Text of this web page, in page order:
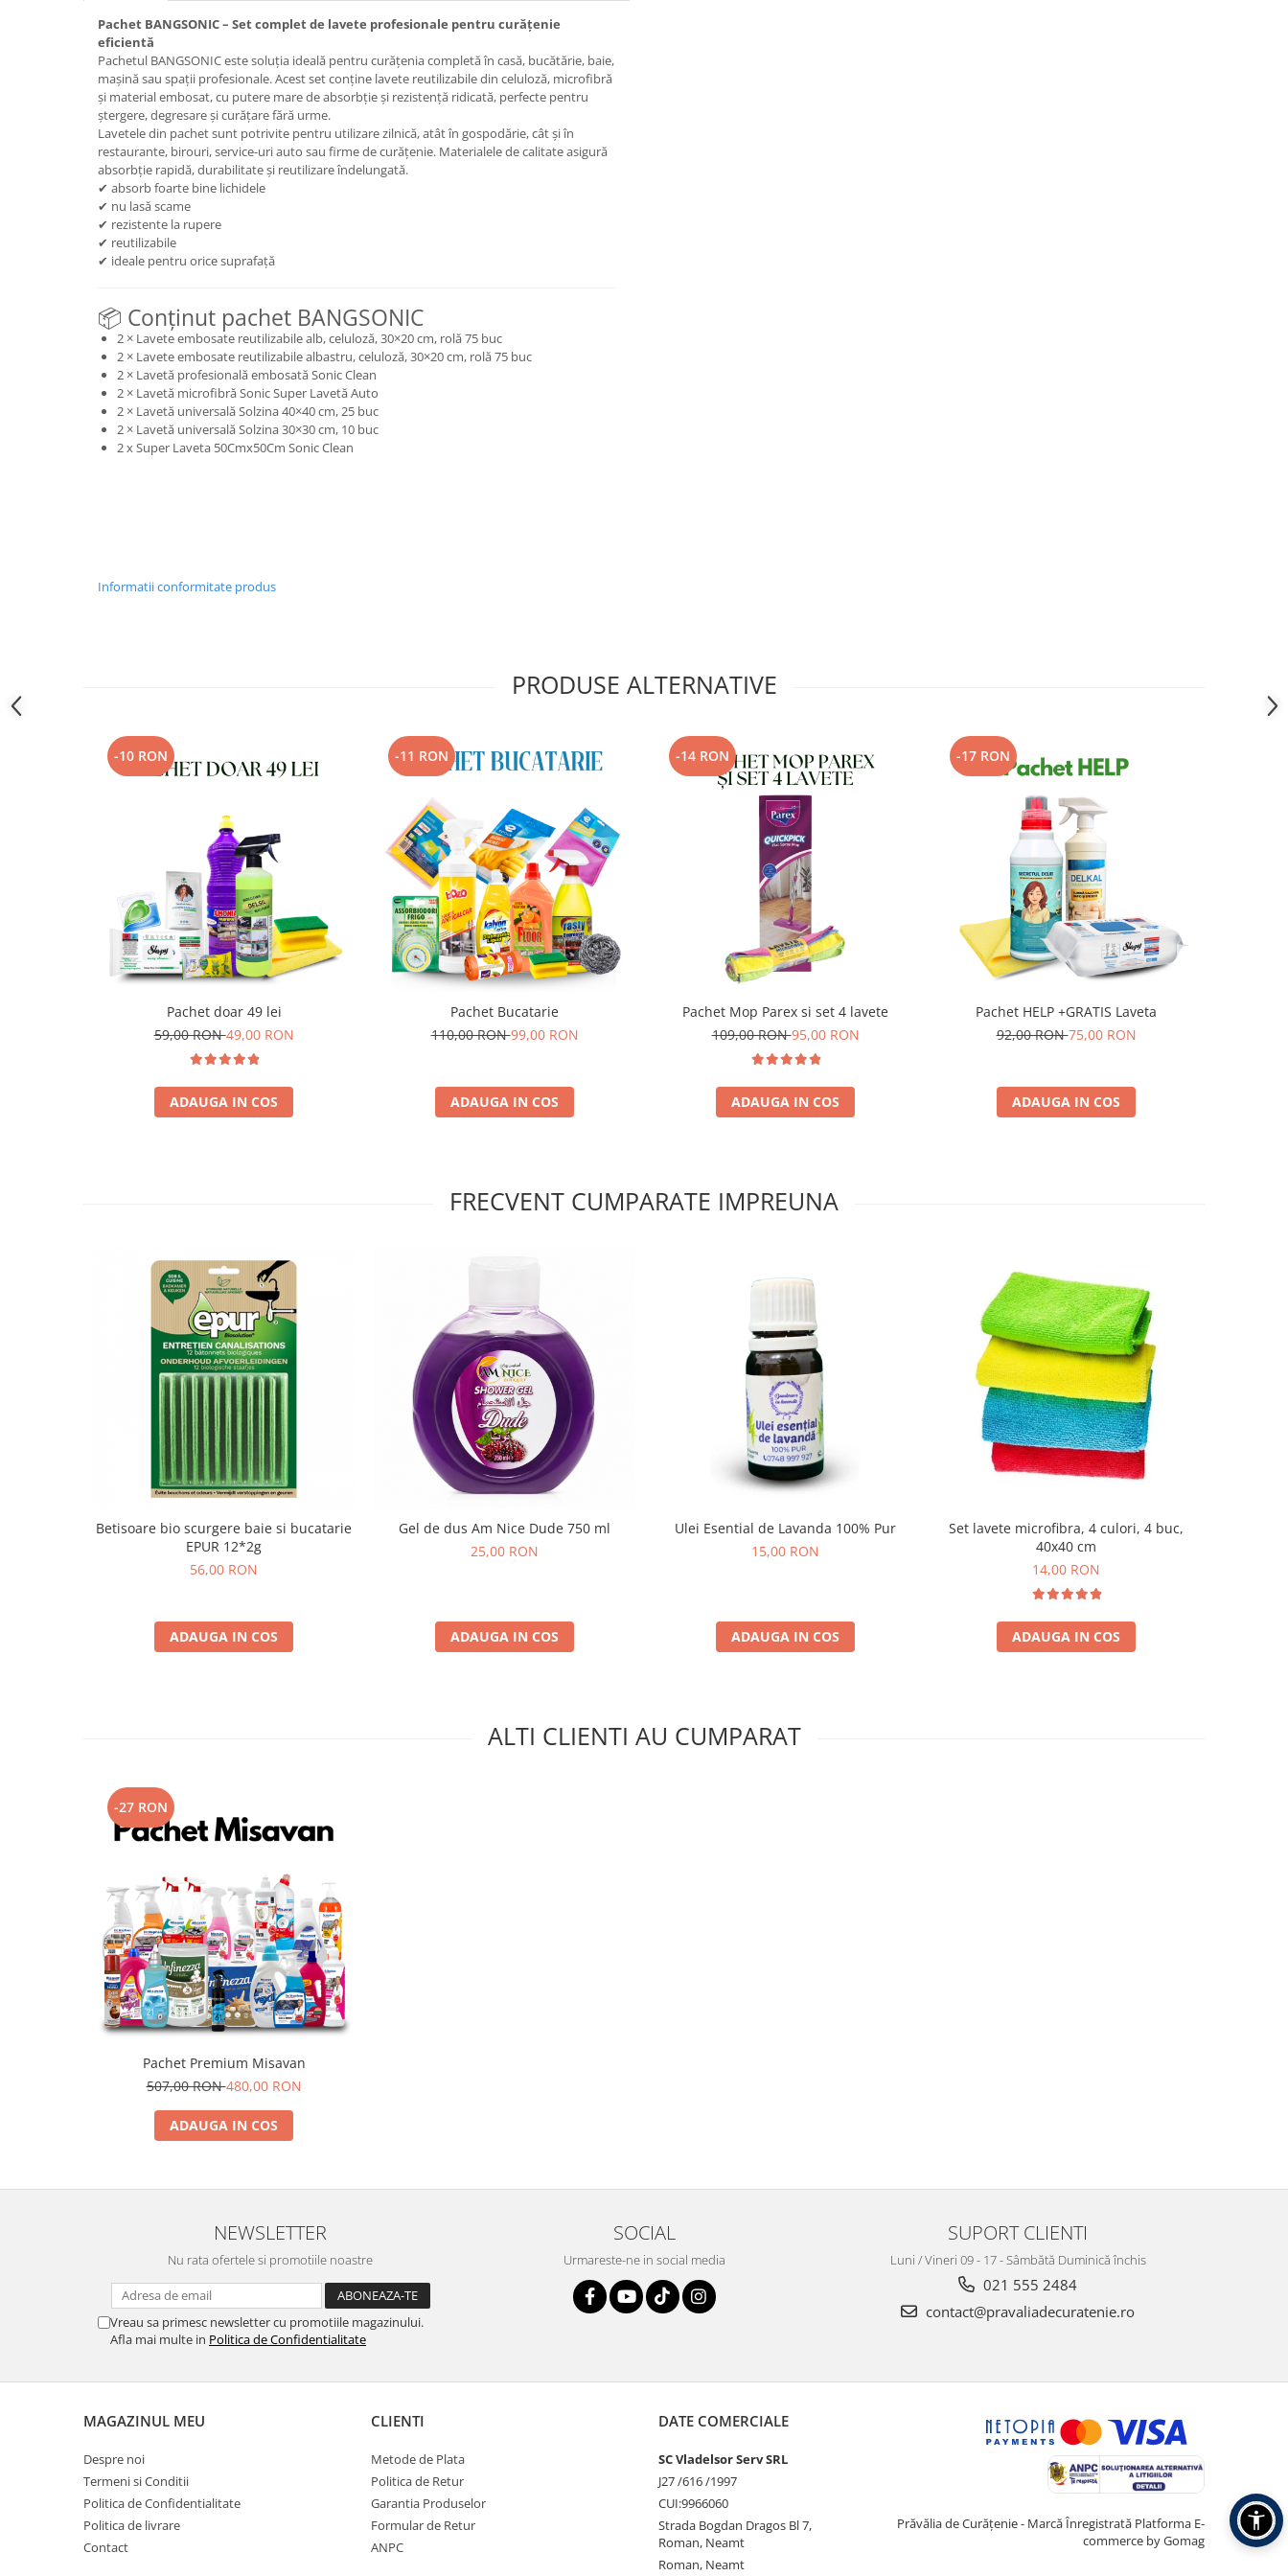
Produse incontinenta
Servetele Umede
Pachet BANGSONIC – Set complet de lavete profesionale pentru curățenie
eficientă
Pachetul BANGSONIC este soluția ideală pentru curățenia completă în casă, bucătărie, baie,
mașină sau spații profesionale. Acest set conține lavete reutilizabile din celuloză, microfibră
și material embosat, cu putere mare de absorbție și rezistență ridicată, perfecte pentru
ștergere, degresare și curățare fără urme.
Lavetele din pachet sunt potrivite pentru utilizare zilnică, atât în gospodărie, cât și în
restaurante, birouri, service-uri auto sau firme de curățenie. Materialele de calitate asigură
absorbție rapidă, durabilitate și reutilizare îndelungată.
✔ absorb foarte bine lichidele
✔ nu lasă scame
✔ rezistente la rupere
✔ reutilizabile
✔ ideale pentru orice suprafață
📦 Conținut pachet BANGSONIC
2 × Lavete embosate reutilizabile alb, celuloză, 30×20 cm, rolă 75 buc
2 × Lavete embosate reutilizabile albastru, celuloză, 30×20 cm, rolă 75 buc
2 × Lavetă profesională embosată Sonic Clean
2 × Lavetă microfibră Sonic Super Lavetă Auto
2 × Lavetă universală Solzina 40×40 cm, 25 buc
2 × Lavetă universală Solzina 30×30 cm, 10 buc
2 x Super Laveta 50Cmx50Cm Sonic Clean
Informatii conformitate produs
PRODUSE ALTERNATIVE
-10 RON
Pachet doar 49 lei
59,00 RON49,00 RON
ADAUGA IN COS
-11 RON
Pachet Bucatarie
110,00 RON99,00 RON
ADAUGA IN COS
-14 RON
Pachet Mop Parex si set 4 lavete
109,00 RON95,00 RON
ADAUGA IN COS
-17 RON
Pachet HELP +GRATIS Laveta
92,00 RON75,00 RON
ADAUGA IN COS
FRECVENT CUMPARATE IMPREUNA
Betisoare bio scurgere baie si bucatarie
EPUR 12*2g
56,00 RON
ADAUGA IN COS
Gel de dus Am Nice Dude 750 ml
25,00 RON
ADAUGA IN COS
Ulei Esential de Lavanda 100% Pur
15,00 RON
ADAUGA IN COS
Set lavete microfibra, 4 culori, 4 buc,
40x40 cm
14,00 RON
ADAUGA IN COS
ALTI CLIENTI AU CUMPARAT
-27 RON
Pachet Premium Misavan
507,00 RON480,00 RON
ADAUGA IN COS
NEWSLETTER
Nu rata ofertele si promotiile noastre
Vreau sa primesc newsletter cu promotiile magazinului.
Afla mai multe in Politica de Confidentialitate
SOCIAL
Urmareste-ne in social media
SUPORT CLIENTI
Luni / Vineri 09 - 17 - Sâmbătă Duminică închis
021 555 2484
contact@pravaliadecuratenie.ro
MAGAZINUL MEU
Despre noi
Termeni si Conditii
Politica de Confidentialitate
Politica de livrare
Contact
CLIENTI
Metode de Plata
Politica de Retur
Garantia Produselor
Formular de Retur
ANPC
DATE COMERCIALE
SC Vladelsor Serv SRL
J27 /616 /1997
CUI:9966060
Strada Bogdan Dragos Bl 7,
Roman, Neamt
Roman, Neamt
Prăvălia de Curățenie - Marcă Înregistrată Platforma E-
commerce by Gomag